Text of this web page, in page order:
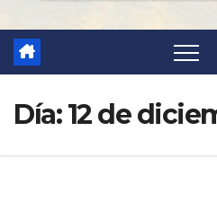
Día:12 de